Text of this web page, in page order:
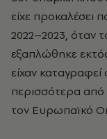
είχε προκαλέσει
2022–2023, όταν
εξαπλώθηκε
είχαν
περισσότερα
τον Ευρωπαϊκό